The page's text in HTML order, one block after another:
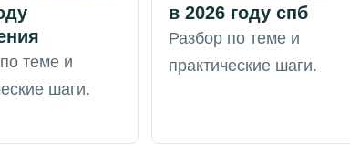
теме и
шаги.
в 2026 году спб
Разбор по теме и
практические шаги.